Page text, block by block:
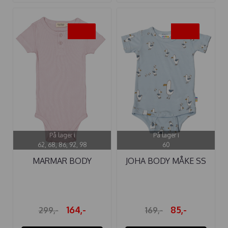
På lager i
62, 68, 86, 92, 98
MARMAR BODY
299,- 164,-
På lager i
60
JOHA BODY MÅKE SS
169,- 85,-